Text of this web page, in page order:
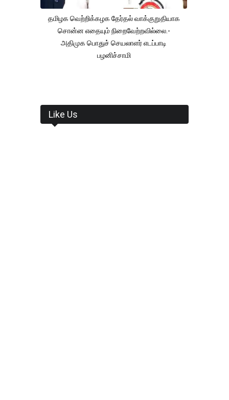
தமிழக வெற்றிக்கழக தேர்தல் வாக்குறுதியாக
சொன்ன எதையும் நிறைவேற்றவில்லை.-
அதிமுக பொதுச் செயலாளர் எடப்பாடி
பழனிச்சாமி
Like Us